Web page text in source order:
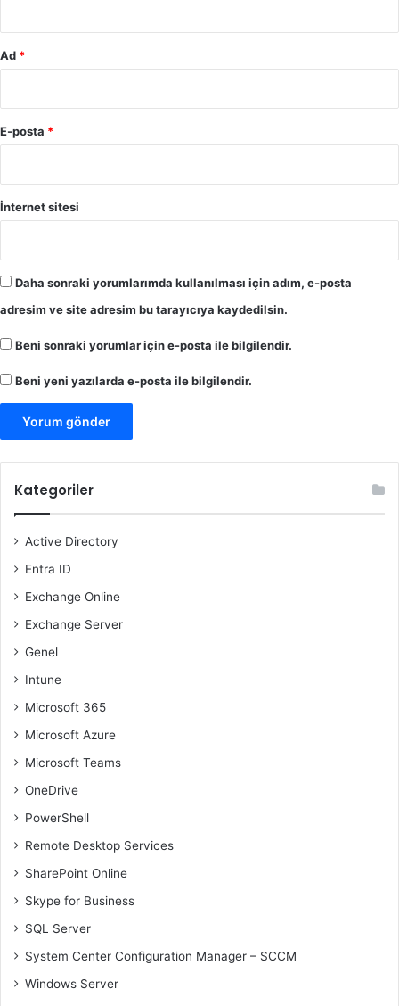
Ad *
E-posta *
İnternet sitesi
Daha sonraki yorumlarımda kullanılması için adım, e-posta
adresim ve site adresim bu tarayıcıya kaydedilsin.
Beni sonraki yorumlar için e-posta ile bilgilendir.
Beni yeni yazılarda e-posta ile bilgilendir.
Kategoriler
Active Directory
Entra ID
Exchange Online
Exchange Server
Genel
Intune
Microsoft 365
Microsoft Azure
Microsoft Teams
OneDrive
PowerShell
Remote Desktop Services
SharePoint Online
Skype for Business
SQL Server
System Center Configuration Manager – SCCM
Windows Server